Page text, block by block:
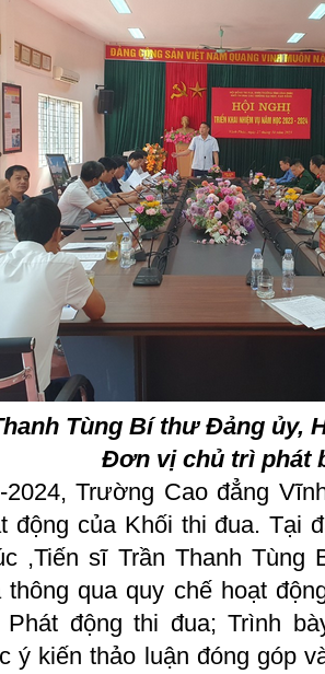
Tùng Bí thư Đảng ủy,
Đơn vị chủ trì phát
2024, Trường Cao đẳng
động của Khối thi đua. Tại
,Tiến sĩ Trần Thanh
qua quy chế hoạt
Phát động thi đua; Trình
ý kiến thảo luận đóng góp